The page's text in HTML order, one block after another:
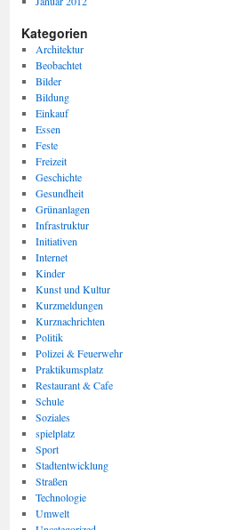
Kategorien
Architektur
Beobachtet
Bilder
Bildung
Einkauf
Essen
Feste
Freizeit
Geschichte
Gesundheit
Grünanlagen
Infrastruktur
Initiativen
Internet
Kinder
Kunst und Kultur
Kurzmeldungen
Kurznachrichten
Politik
Polizei & Feuerwehr
Praktikumsplatz
Restaurant & Cafe
Schule
Soziales
spielplatz
Sport
Stadtentwicklung
Straßen
Technologie
Umwelt